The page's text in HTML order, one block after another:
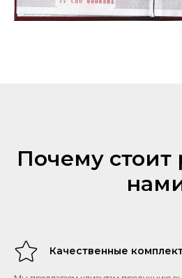
Почему стоит
Качественные